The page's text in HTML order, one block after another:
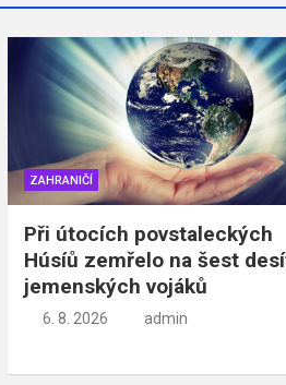
ZAHRANIČÍ
Při útocích povstaleckých
Húsíů zemřelo na šest
jemenských vojáků
6. 8. 2026 admin